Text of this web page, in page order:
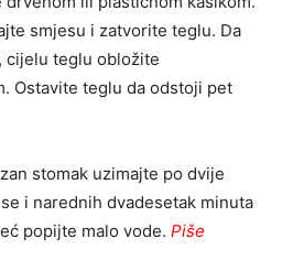
smjesu i zatvorite teglu. Da
cijelu teglu obložite
Ostavite teglu da odstoji pet
stomak uzimajte po dvije
i narednih dvadesetak minuta
popijte malo vode. Piše